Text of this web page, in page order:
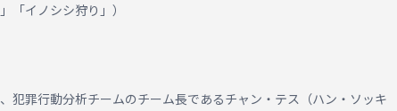
「イノシシ狩り」）
犯罪行動分析チームのチーム長であるチャン・テス（ハン・ソッキ